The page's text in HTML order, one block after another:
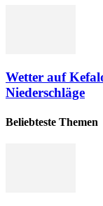
Wetter auf
Niederschläge
Beliebteste Themen